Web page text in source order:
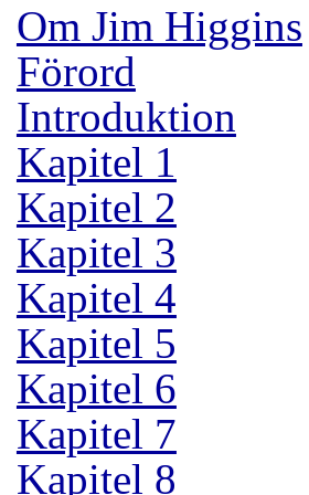
Om Jim Higgins
Förord
Introduktion
Kapitel 1
Kapitel 2
Kapitel 3
Kapitel 4
Kapitel 5
Kapitel 6
Kapitel 7
Kapitel 8